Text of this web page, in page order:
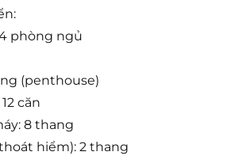
4 phòng ngủ
(penthouse)
căn
8 thang
hiểm): 2 thang